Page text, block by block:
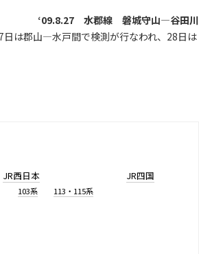
‘09.8.27 水郡線 磐城守山―谷田川
は郡山―水戸間で検測が行なわれ、28日は
JR西日本
103系 113・115系
JR四国